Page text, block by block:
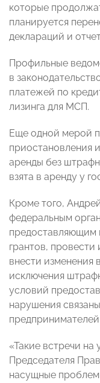
которые
планируется
деклараций и
Профильные
в
платежей по
лизинга для МСП.
Еще одной мерой
приостановления
аренды без
взята в аренду у
Кроме того,
федеральным
предоставляющим
грантов,
внести изменения
исключения
условий
нарушения
«Такие встречи на
Председателя
насущные